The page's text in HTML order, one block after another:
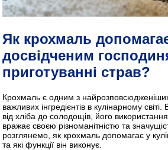
Як крохмаль
досвідченим
приготуванні страв?
Крохмаль є одним з
важливих інгредієнтів в кулінарному світі.
від хліба до солодощів, його використання
вражає своєю різноманітністю та
розглянемо, як крохмаль допомагає у
та які функції він виконує.